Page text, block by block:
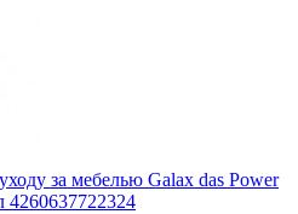
за мебелью Galax das Power
4260637722324